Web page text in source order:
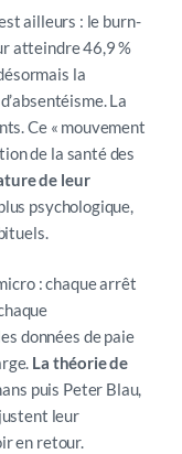
ailleurs : le burn-
atteindre 46,9 %
la
La
Ce « mouvement
de la santé des
de leur
psychologique,
: chaque arrêt
données de paie
La théorie de
puis Peter Blau,
leur
en retour.